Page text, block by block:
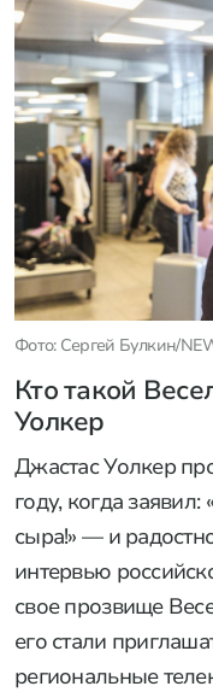
Фото: Сергей Булкин/
Кто такой
Уолкер
Джастас Уолкер
году, когда
сыра!» — и
интервью
свое прозвище
его стали
региональные